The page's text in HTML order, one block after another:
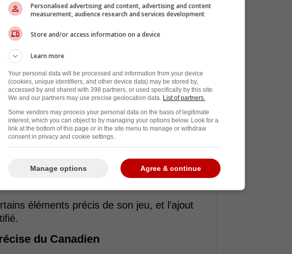
-
effectue un retour à un moment clé de
éléments précis de son jeu, et l'ajout
du Canadien
Personalised advertising and content, advertising and content
measurement, audience research and services development
Store and/or access information on a device
Learn more
Your personal data will be processed and information from your device
(cookies, unique identifiers, and other device data) may be stored by,
accessed by and shared with 398 partners, or used specifically by this site.
We and our partners may use precise geolocation data. List of partners.
Some vendors may process your personal data on the basis of legitimate
interest, which you can object to by managing your options below. Look for a
link at the bottom of this page or in the site menu to manage or withdraw
consent in privacy and cookie settings.
Agree & continue
Manage options